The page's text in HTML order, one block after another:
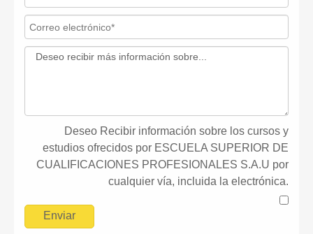
Deseo Recibir información sobre los cursos y
estudios ofrecidos por ESCUELA SUPERIOR DE
CUALIFICACIONES PROFESIONALES S.A.U por
cualquier vía, incluida la electrónica.